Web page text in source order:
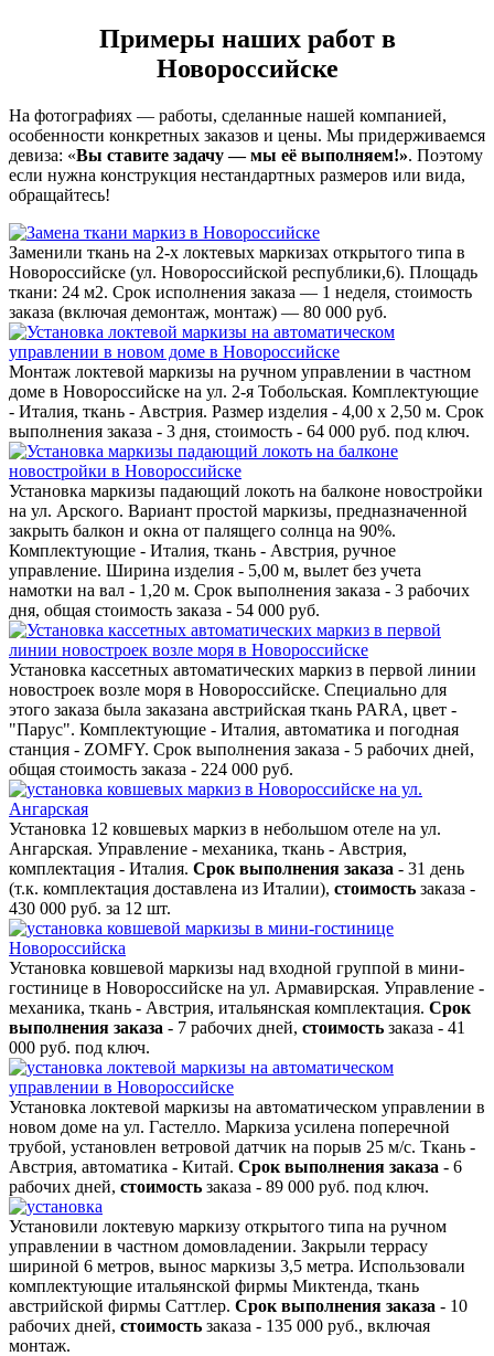
Примеры наших работ в
Новороссийске
На фотографиях — работы, сделанные нашей компанией,
особенности конкретных заказов и цены. Мы придерживаемся
девиза: «Вы ставите задачу — мы её выполняем!». Поэтому
если нужна конструкция нестандартных размеров или вида,
обращайтесь!
Заменили ткань на 2-х локтевых маркизах открытого типа в
Новороссийске (ул. Новороссийской республики,6). Площадь
ткани: 24 м2. Срок исполнения заказа — 1 неделя, стоимость
заказа (включая демонтаж, монтаж) — 80 000 руб.
Монтаж локтевой маркизы на ручном управлении в частном
доме в Новороссийске на ул. 2-я Тобольская. Комплектующие
- Италия, ткань - Австрия. Размер изделия - 4,00 х 2,50 м. Срок
выполнения заказа - 3 дня, стоимость - 64 000 руб. под ключ.
Установка маркизы падающий локоть на балконе новостройки
на ул. Арского. Вариант простой маркизы, предназначенной
закрыть балкон и окна от палящего солнца на 90%.
Комплектующие - Италия, ткань - Австрия, ручное
управление. Ширина изделия - 5,00 м, вылет без учета
намотки на вал - 1,20 м. Срок выполнения заказа - 3 рабочих
дня, общая стоимость заказа - 54 000 руб.
Установка кассетных автоматических маркиз в первой линии
новостроек возле моря в Новороссийске. Специально для
этого заказа была заказана австрийская ткань PARA, цвет -
"Парус". Комплектующие - Италия, автоматика и погодная
станция - ZOMFY. Срок выполнения заказа - 5 рабочих дней,
общая стоимость заказа - 224 000 руб.
Установка 12 ковшевых маркиз в небольшом отеле на ул.
Ангарская. Управление - механика, ткань - Австрия,
комплектация - Италия. Срок выполнения заказа - 31 день
(т.к. комплектация доставлена из Италии), стоимость заказа -
430 000 руб. за 12 шт.
Установка ковшевой маркизы над входной группой в мини-
гостинице в Новороссийске на ул. Армавирская. Управление -
механика, ткань - Австрия, итальянская комплектация. Срок
выполнения заказа - 7 рабочих дней, стоимость заказа - 41
000 руб. под ключ.
Установка локтевой маркизы на автоматическом управлении в
новом доме на ул. Гастелло. Маркиза усилена поперечной
трубой, установлен ветровой датчик на порыв 25 м/с. Ткань -
Австрия, автоматика - Китай. Срок выполнения заказа - 6
рабочих дней, стоимость заказа - 89 000 руб. под ключ.
Установили локтевую маркизу открытого типа на ручном
управлении в частном домовладении. Закрыли террасу
шириной 6 метров, вынос маркизы 3,5 метра. Использовали
комплектующие итальянской фирмы Миктенда, ткань
австрийской фирмы Саттлер. Срок выполнения заказа - 10
рабочих дней, стоимость заказа - 135 000 руб., включая
монтаж.